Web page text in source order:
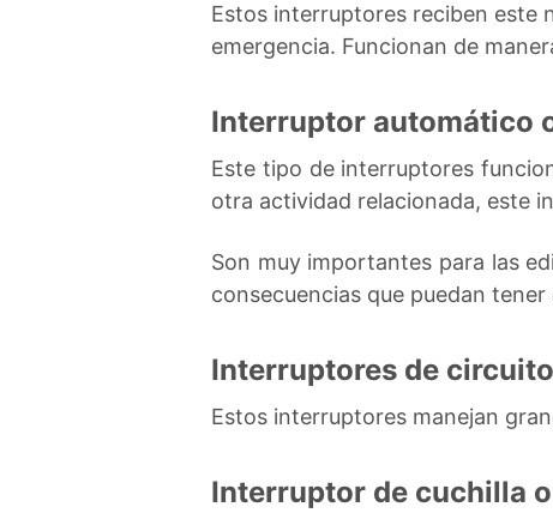
Estos interruptores reciben este
emergencia. Funcionan de
Interruptor automático
Este tipo de interruptores
otra actividad relacionada, este
Son muy importantes para las
consecuencias que puedan
Interruptores de
Estos interruptores manejan
Interruptor de cuchilla